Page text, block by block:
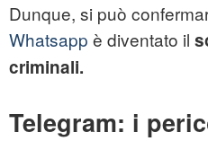
Dunque, si può
Whatsapp è diventato il
criminali.
Telegram: i